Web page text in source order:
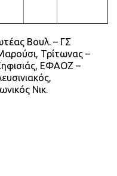
Βουλ. – ΓΣ
Τρίτωνας –
ΕΦΑΟΖ –
Νικ.